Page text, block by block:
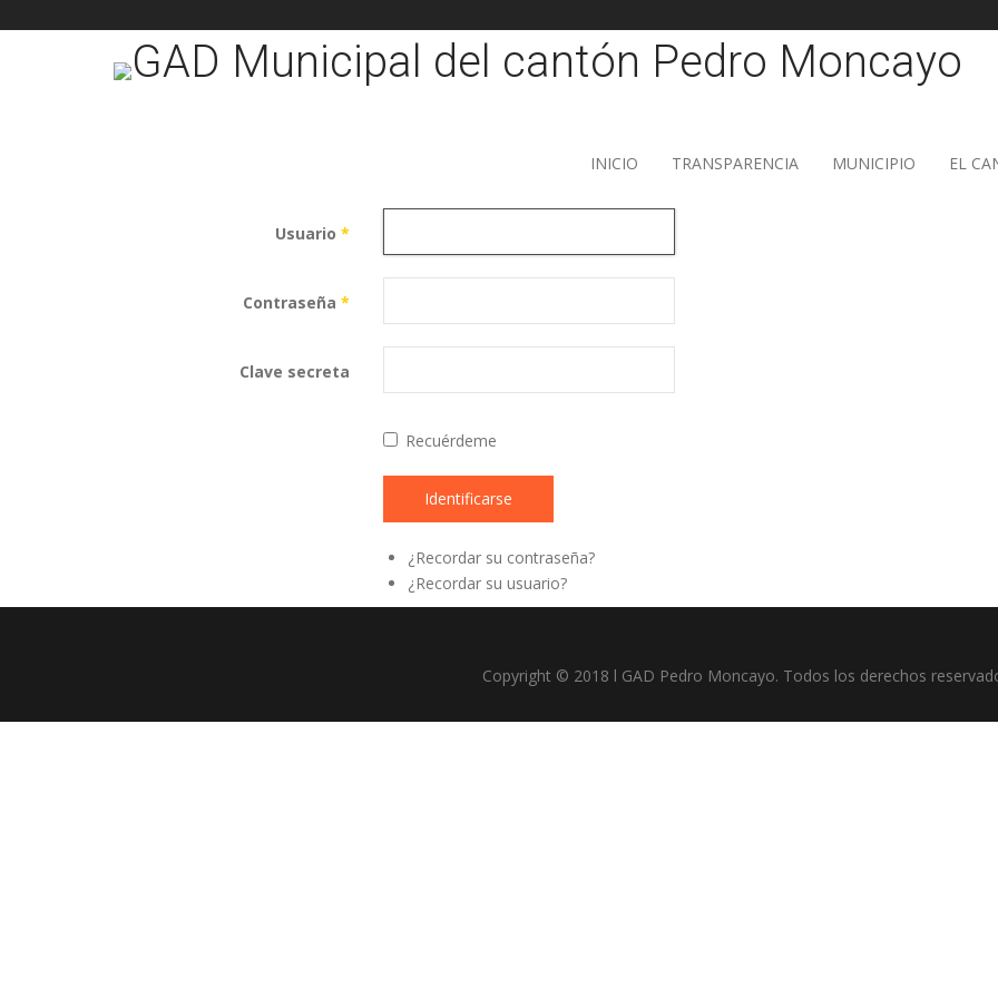
INICIO TRANSPARENCIA MUNICIPIO EL
Usuario *
Contraseña *
Clave secreta
Recuérdeme
Identificarse
¿Recordar su contraseña?
¿Recordar su usuario?
Copyright © 2018 l GAD Pedro Moncayo. Todos los derechos